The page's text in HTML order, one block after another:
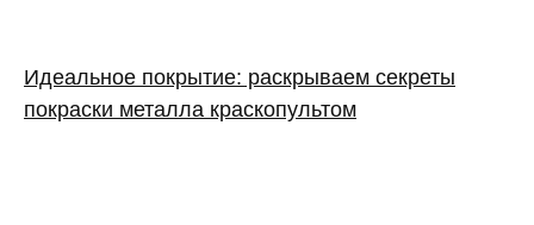
Идеальное покрытие: раскрываем секреты
покраски металла краскопультом